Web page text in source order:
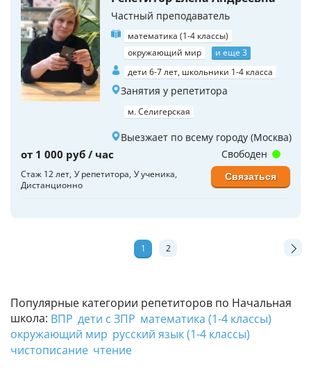
Популярные категории репетиторов по Начальная
школа: ВПР дети с ЗПР математика (1-4 классы)
окружающий мир русский язык (1-4 классы)
чистописание чтение
Частный преподаватель
математика (1-4 классы)
окружающий мир
и еще 3
дети 6-7 лет, школьники 1-4 класса
Занятия у репетитора
м. Селигерская
Выезжает по всему городу (Москва)
от 1 000 руб / час
Стаж 12 лет У репетитора У ученика
Дистанционно
Свободен
Связаться
1 2